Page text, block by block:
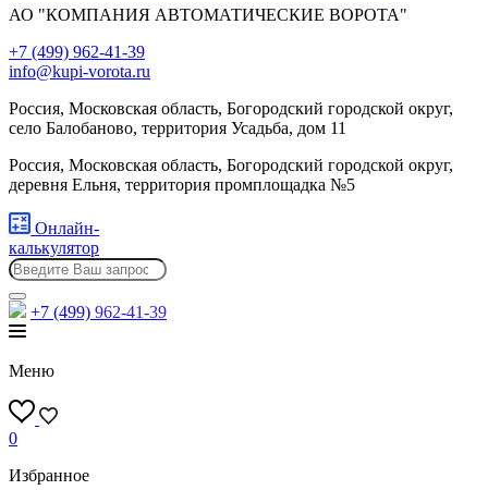
АО "КОМПАНИЯ АВТОМАТИЧЕСКИЕ ВОРОТА"
+7 (499) 962-41-39
info@kupi-vorota.ru
Россия, Московская область, Богородский городской округ,
село Балобаново, территория Усадьба, дом 11
Россия, Московская область, Богородский городской округ,
деревня Ельня, территория промплощадка №5
Онлайн-
калькулятор
+7 (499) 962-41-39
Меню
0
Избранное